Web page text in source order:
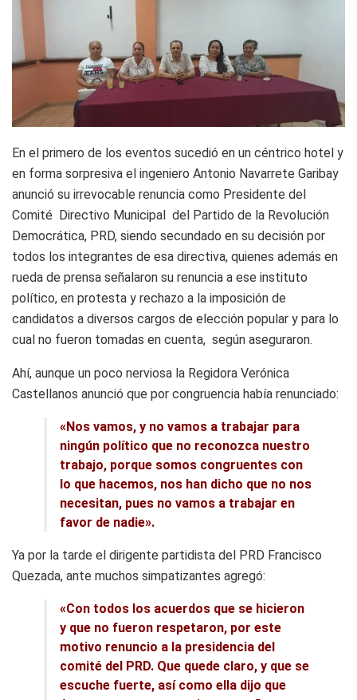
En el primero de los eventos sucedió en un céntrico hotel y
en forma sorpresiva el ingeniero Antonio Navarrete Garibay
anunció su irrevocable renuncia como Presidente del
Comité Directivo Municipal del Partido de la Revolución
Democrática, PRD, siendo secundado en su decisión por
todos los integrantes de esa directiva, quienes además en
rueda de prensa señalaron su renuncia a ese instituto
político, en protesta y rechazo a la imposición de
candidatos a diversos cargos de elección popular y para lo
cual no fueron tomadas en cuenta, según aseguraron.
Ahí, aunque un poco nerviosa la Regidora Verónica
Castellanos anunció que por congruencia había renunciado:
«Nos vamos, y no vamos a trabajar para
ningún político que no reconozca nuestro
trabajo, porque somos congruentes con
lo que hacemos, nos han dicho que no nos
necesitan, pues no vamos a trabajar en
favor de nadie».
Ya por la tarde el dirigente partidista del PRD Francisco
Quezada, ante muchos simpatizantes agregó:
«Con todos los acuerdos que se hicieron
y que no fueron respetaron, por este
motivo renuncio a la presidencia del
comité del PRD. Que quede claro, y que se
escuche fuerte, así como ella dijo que